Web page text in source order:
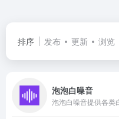
排序 发布 更新 浏览
泡泡白噪音